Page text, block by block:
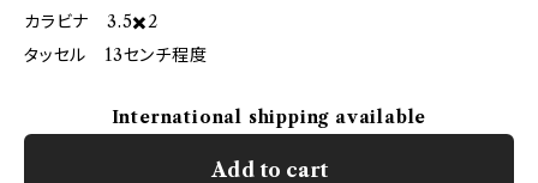
カラビナ 3.5✖️2
タッセル 13センチ程度
International shipping available
Add to cart